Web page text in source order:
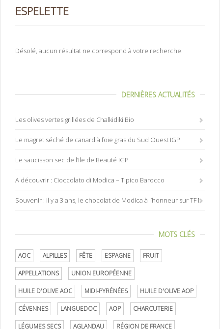
ESPELETTE
Désolé, aucun résultat ne correspond à votre recherche.
DERNIÈRES ACTUALITÉS
Les olives vertes grillées de Chalkidiki Bio
Le magret séché de canard à foie gras du Sud Ouest IGP
Le saucisson sec de l’Ile de Beauté IGP
A découvrir : Cioccolato di Modica – Tipico Barocco
Souvenir : il y a 3 ans, le chocolat de Modica à l’honneur sur TF1
MOTS CLÉS
AOC ALPILLES FÊTE ESPAGNE FRUIT
APPELLATIONS UNION EUROPÉENNE
HUILE D'OLIVE AOC MIDI-PYRÉNÉES HUILE D'OLIVE AOP
CÉVENNES LANGUEDOC AOP CHARCUTERIE
LÉGUMES SECS AGLANDAU RÉGION DE FRANCE